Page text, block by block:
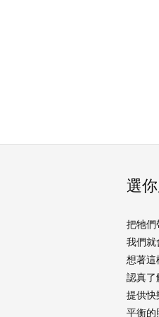
選
把牠們
我們就
想著這
認真了
提供快
平衡的